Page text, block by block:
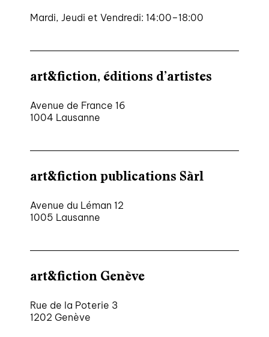
Mardi, Jeudi et Vendredi: 14:00–18:00
art&fiction, éditions d’artistes
Avenue de France 16
1004 Lausanne
art&fiction publications Sàrl
Avenue du Léman 12
1005 Lausanne
art&fiction Genève
Rue de la Poterie 3
1202 Genève